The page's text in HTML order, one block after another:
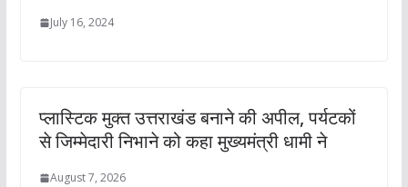
July 16, 2024
प्लास्टिक मुक्त उत्तराखंड बनाने की अपील, पर्यटकों
से जिम्मेदारी निभाने को कहा मुख्यमंत्री धामी ने
August 7, 2026